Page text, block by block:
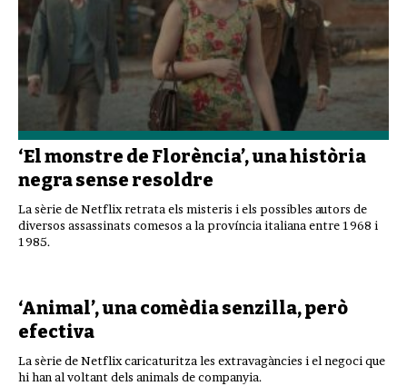
‘El monstre de Florència’, una història
negra sense resoldre
La sèrie de Netflix retrata els misteris i els possibles autors de
diversos assassinats comesos a la província italiana entre 1968 i
1985.
‘Animal’, una comèdia senzilla, però
efectiva
La sèrie de Netflix caricaturitza les extravagàncies i el negoci que
hi han al voltant dels animals de companyia.